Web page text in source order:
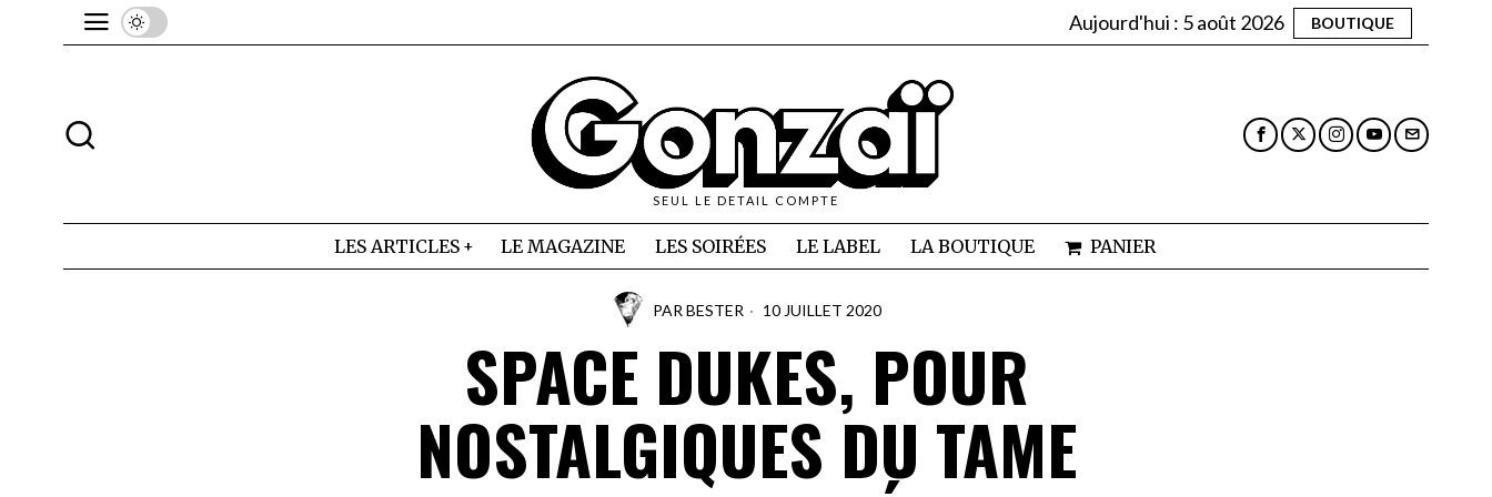
Aujourd'hui : 5 août 2026 BOUTIQUE
SEUL LE DETAIL COMPTE
LES ARTICLES LE MAGAZINE LES SOIRÉES LE LABEL LA BOUTIQUE PANIER
PAR BESTER 10 JUILLET 2020
SPACE DUKES, POUR
NOSTALGIQUES DU TAME